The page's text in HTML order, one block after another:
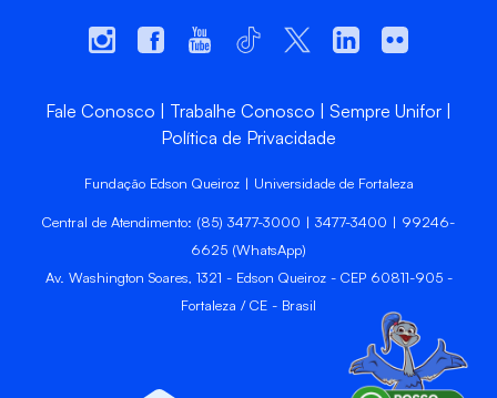
Fale Conosco Trabalhe Conosco
Sempre Unifor
Política de Privacidade
Fundação Edson Queiroz | Universidade de Fortaleza
Central de Atendimento: (85) 3477-3000 | 3477-3400 | 99246-
6625 (WhatsApp)
Av. Washington Soares, 1321 - Edson Queiroz - CEP 60811-905 -
Fortaleza / CE - Brasil